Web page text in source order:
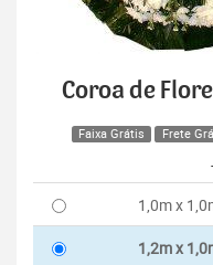
Coroa de
Faixa Grátis Frete
1,0m x
1,2m x